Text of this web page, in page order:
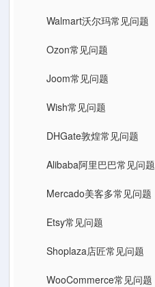
Walmart沃尔玛常见问题
Ozon常见问题
Joom常见问题
Wish常见问题
DHGate敦煌常见问题
Alibaba阿里巴巴常见问题
Mercado美客多常见问题
Etsy常见问题
Shoplaza店匠常见问题
WooCommerce常见问题